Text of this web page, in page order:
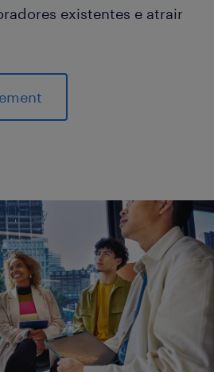
existentes e atrair